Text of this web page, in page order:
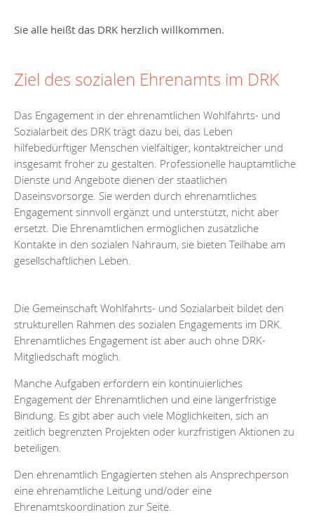
Sie alle heißt das DRK herzlich willkommen.
Ziel des sozialen Ehrenamts im DRK
Das Engagement in der ehrenamtlichen Wohlfahrts- und
Sozialarbeit des DRK trägt dazu bei, das Leben
hilfebedürftiger Menschen vielfältiger, kontaktreicher und
insgesamt froher zu gestalten. Professionelle hauptamtliche
Dienste und Angebote dienen der staatlichen
Daseinsvorsorge. Sie werden durch ehrenamtliches
Engagement sinnvoll ergänzt und unterstützt, nicht aber
ersetzt. Die Ehrenamtlichen ermöglichen zusätzliche
Kontakte in den sozialen Nahraum, sie bieten Teilhabe am
gesellschaftlichen Leben.
Die Gemeinschaft Wohlfahrts- und Sozialarbeit bildet den
strukturellen Rahmen des sozialen Engagements im DRK.
Ehrenamtliches Engagement ist aber auch ohne DRK-
Mitgliedschaft möglich.
Manche Aufgaben erfordern ein kontinuierliches
Engagement der Ehrenamtlichen und eine längerfristige
Bindung. Es gibt aber auch viele Möglichkeiten, sich an
zeitlich begrenzten Projekten oder kurzfristigen Aktionen zu
beteiligen.
Den ehrenamtlich Engagierten stehen als Ansprechperson
eine ehrenamtliche Leitung und/oder eine
Ehrenamtskoordination zur Seite.